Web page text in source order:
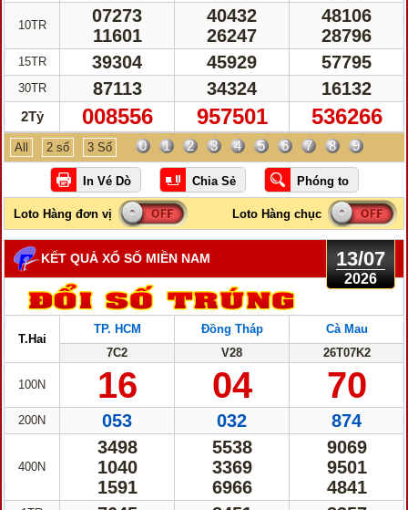
10TR
15TR
30TR
2Tỷ
07273
11601
39304
87113
008556
40432
26247
45929
34324
957501
48106
28796
57795
16132
536266
All 2 số 3 Số 0 1 2 3 4 5 6 7 8 9
KẾT QUẢ XỔ SỐ MIỀN NAM 13/07
2026
T.Hai
100N
200N
400N
TP. HCM
7C2
16
053
3498
1040
1591
Đồng Tháp
V28
04
032
5538
3369
6966
Cà Mau
26T07K2
70
874
9069
9501
4841